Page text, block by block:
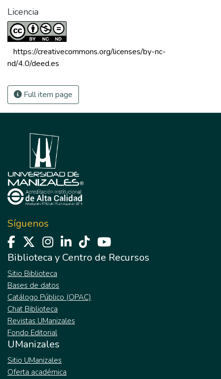
Licencia
https://creativecommons.org/licenses/by-nc-
nd/4.0/deed.es
Full item page
Síguenos
Biblioteca y Centro de Recursos
Sitio Biblioteca
Bases de datos
Catálogo Público (OPAC)
Chat Biblioteca
Revistas UManizales
Fondo Editorial
UManizales
Sitio UManizales
Oferta académica